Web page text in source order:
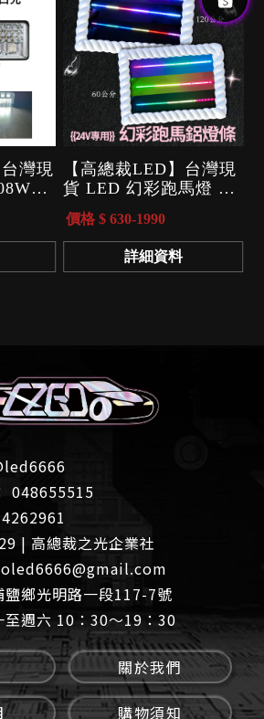
灣現
照明
照燈
【高總裁LED】台灣現
貨 LED 幻彩跑馬燈 硬
燈條 鋁條燈 12v燈條
24v燈條 防水 120CM
60CM
價格 $ 630-1990
詳細資料
048655515
| 高總裁之光企業社
鹽鄉光明路一段117-7號
至週六 10：30～19：30
關於我們
購物須知